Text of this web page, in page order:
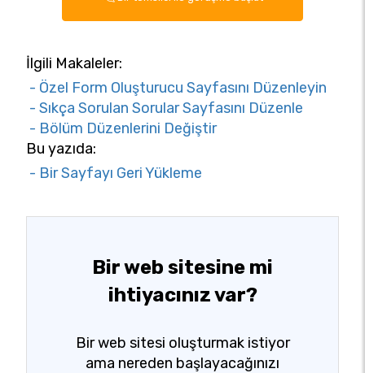
İlgili Makaleler:
- Özel Form Oluşturucu Sayfasını Düzenleyin
- Sıkça Sorulan Sorular Sayfasını Düzenle
- Bölüm Düzenlerini Değiştir
Bu yazıda:
- Bir Sayfayı Geri Yükleme
Bir web sitesine mi
ihtiyacınız var?
Bir web sitesi oluşturmak istiyor
ama nereden başlayacağınızı